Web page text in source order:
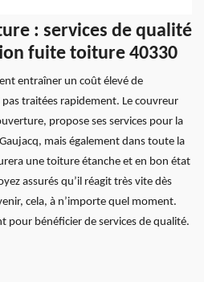
: services de qualité
fuite toiture 40330
entraîner un coût élevé de
traitées rapidement. Le couvreur
propose ses services pour la
mais également dans toute la
une toiture étanche et en bon état
assurés qu’il réagit très vite dès
cela, à n’importe quel moment.
pour bénéficier de services de qualité.